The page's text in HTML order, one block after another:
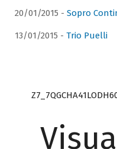
20/01/2015 - Sopro
13/01/2015 - Trio Puelli